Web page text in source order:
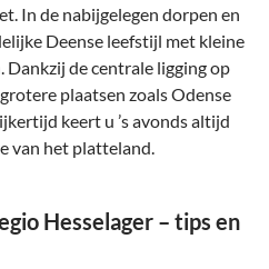
In de nabijgelegen dorpen en
Deense leefstijl met kleine
de centrale ligging op
plaatsen zoals Odense
keert u ’s avonds altijd
van het platteland.
Hesselager – tips en